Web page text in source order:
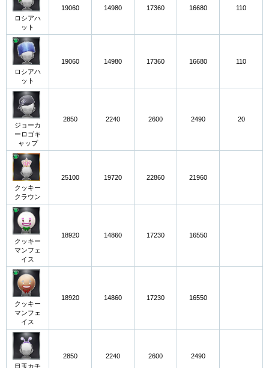
ロシアハ
ット
19060 14980 17360 16680 110
ロシアハ
ット
19060 14980 17360 16680 110
ジョーカ
ーロゴキ
ャップ
2850 2240 2600 2490 20
クッキー
クラウン
25100 19720 22860 21960
クッキー
マンフェ
イス
18920 14860 17230 16550
クッキー
マンフェ
イス
18920 14860 17230 16550
目玉カチ
2850 2240 2600 2490